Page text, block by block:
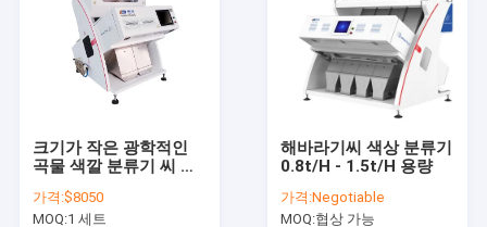
회사 소개
연락처
크기가 작은 광학적인
곡물 색깔 분류기 씨 쌀
가격:$8050
MOQ:1 세트
해바라기씨 색상 분류기
0.8t/H - 1.5t/H 용량
가격:Negotiable
MOQ:협상 가능